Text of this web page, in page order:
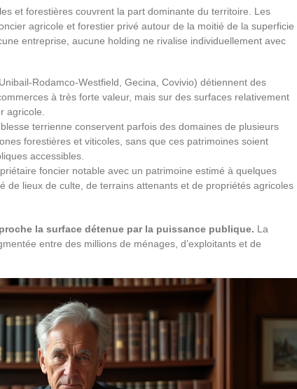
et forestières couvrent la part dominante du territoire. Les
agricole et forestier privé autour de la moitié de la superficie
entreprise, aucune holding ne rivalise individuellement avec
Rodamco-Westfield, Gecina, Covivio) détiennent des
à très forte valeur, mais sur des surfaces relativement
agricole.
terrienne conservent parfois des domaines de plusieurs
forestières et viticoles, sans que ces patrimoines soient
accessibles.
foncier notable avec un patrimoine estimé à quelques
de lieux de culte, de terrains attenants et de propriétés agricoles
la surface détenue par la puissance publique. La
entre des millions de ménages, d’exploitants et de